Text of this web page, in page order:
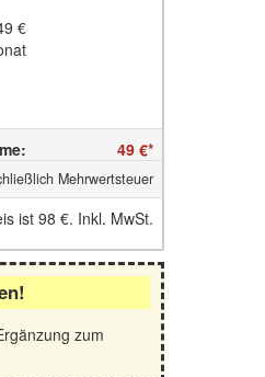
€
: 49 €*
Mehrwertsteuer
ist 98 €. Inkl. MwSt.
zum